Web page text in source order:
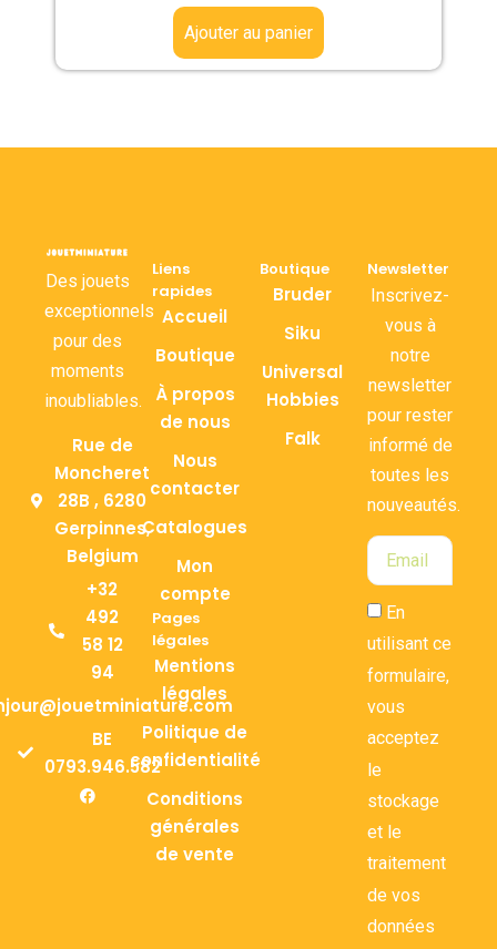
Ajouter au panier
Des jouets
exceptionnels
pour des
moments
inoubliables.
Rue de
Moncheret
28B , 6280
Gerpinnes,
Belgium
+32
492
58 12
94
BE
0793.946.582
Liens
rapides
Accueil
Boutique
À propos
de nous
Nous
contacter
Catalogues
Mon
compte
Pages
légales
Mentions
légales
Politique de
confidentialité
Conditions
générales
de vente
Boutique
Bruder
Siku
Universal
Hobbies
Falk
Newsletter
Inscrivez-
vous à
notre
newsletter
pour rester
informé de
toutes les
nouveautés.
En
utilisant ce
formulaire,
vous
acceptez
le
stockage
et le
traitement
de vos
données